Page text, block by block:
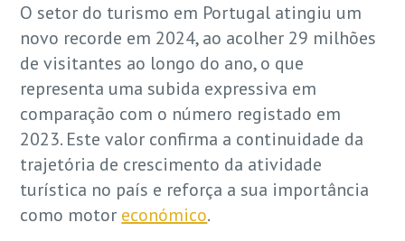
O setor do turismo em Portugal atingiu um
novo recorde em 2024, ao acolher 29 milhões
de visitantes ao longo do ano, o que
representa uma subida expressiva em
comparação com o número registado em
2023. Este valor confirma a continuidade da
trajetória de crescimento da atividade
turística no país e reforça a sua importância
como motor económico.